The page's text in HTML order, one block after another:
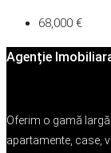
68,000 €
Agenție
Oferim o gamă
apartamente, case,